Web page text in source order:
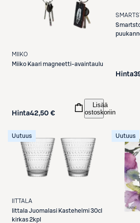
MIIKO
Miiko Kaari magneetti-avaintaulu
Hinta42,50 €
Lisää
ostoskoriin
Hinta
Uutuus
IITTALA
Iittala Juomalasi Kastehelmi 30cl
kirkas 2kpl
Uutuus